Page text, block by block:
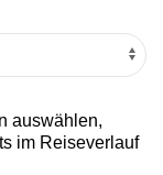
auswählen,
im Reiseverlauf